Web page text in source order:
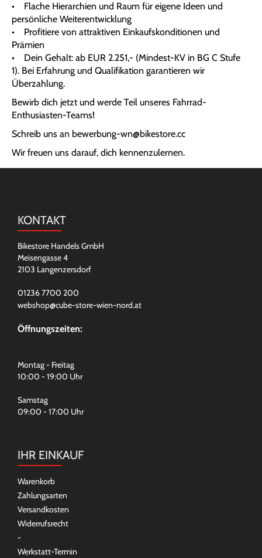
• Flache Hierarchien und Raum für eigene Ideen und
persönliche Weiterentwicklung
• Profitiere von attraktiven Einkaufskonditionen und
Prämien
• Dein Gehalt: ab EUR 2.251,- (Mindest-KV in BG C Stufe
1). Bei Erfahrung und Qualifikation garantieren wir
Überzahlung.
Bewirb dich jetzt und werde Teil unseres Fahrrad-
Enthusiasten-Teams!
Schreib uns an bewerbung-wn@bikestore.cc
Wir freuen uns darauf, dich kennenzulernen.
KONTAKT
Bikestore Handels GmbH
Meisengasse 4
2103 Langenzersdorf
01236 7700 200
webshop@cube-store-wien-nord.at
Öffnungszeiten:
Montag - Freitag
10:00 - 19:00 Uhr
Samstag
09:00 - 17:00 Uhr
IHR EINKAUF
Warenkorb
Zahlungsarten
Versandkosten
Widerrufsrecht
-
Werkstatt-Termin